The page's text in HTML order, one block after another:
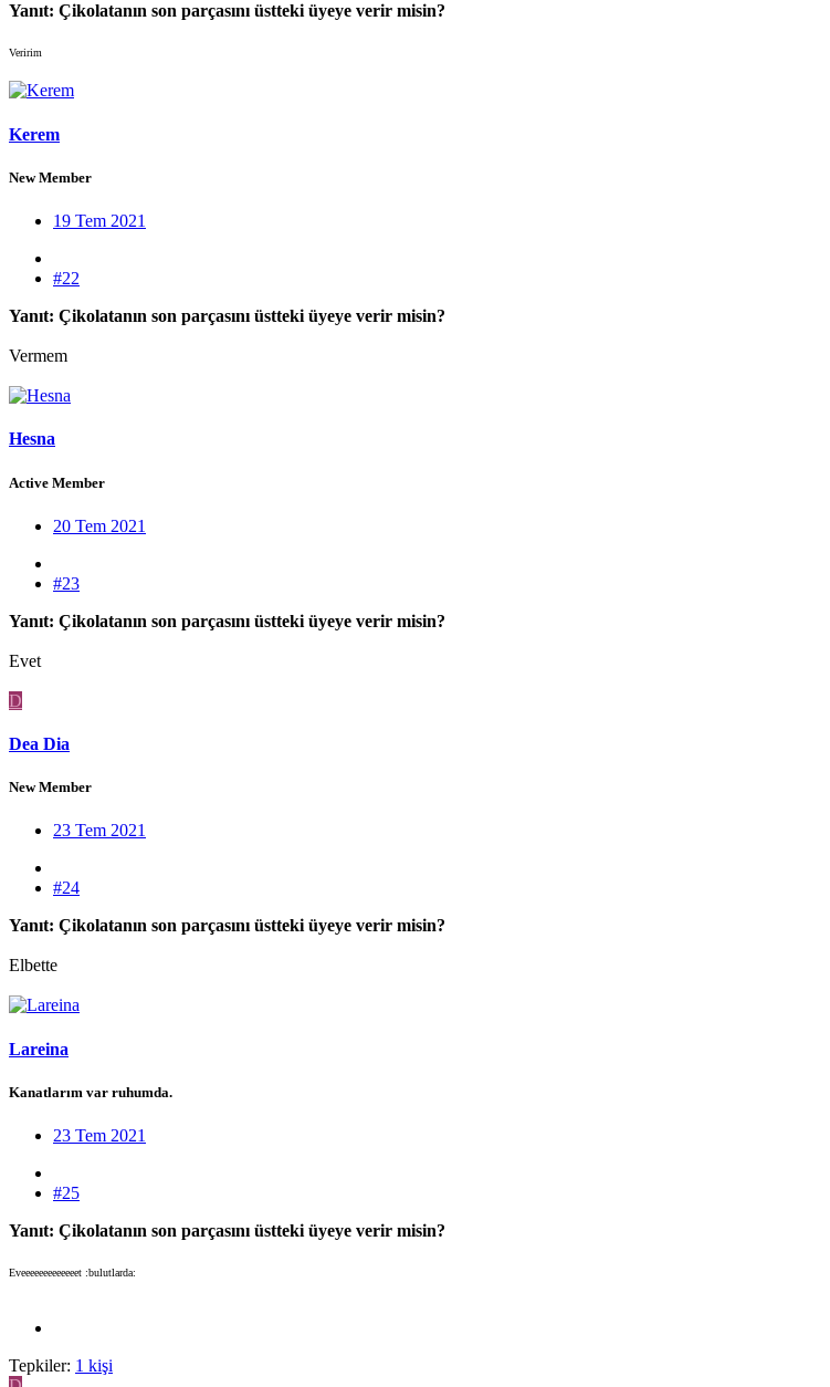
Yanıt: Çikolatanın son parçasını üstteki üyeye verir misin?
Veririm
Kerem
New Member
19 Tem 2021
#22
Yanıt: Çikolatanın son parçasını üstteki üyeye verir misin?
Vermem
Hesna
Active Member
20 Tem 2021
#23
Yanıt: Çikolatanın son parçasını üstteki üyeye verir misin?
Evet
D
Dea Dia
New Member
23 Tem 2021
#24
Yanıt: Çikolatanın son parçasını üstteki üyeye verir misin?
Elbette
Lareina
Kanatlarım var ruhumda.
23 Tem 2021
#25
Yanıt: Çikolatanın son parçasını üstteki üyeye verir misin?
Eveeeeeeeeeeeeet :bulutlarda:
Tepkiler: 1 kişi